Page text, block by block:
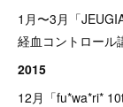
1月〜3月「
経血コントロール
2015
12月「fu*wa*ri*